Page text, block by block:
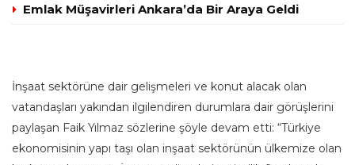
Emlak Müşavirleri Ankara’da Bir Araya Geldi
İnşaat sektörüne dair gelişmeleri ve konut alacak olan
vatandaşları yakından ilgilendiren durumlara dair görüşlerini
paylaşan Faik Yılmaz sözlerine şöyle devam etti: “Türkiye
ekonomisinin yapı taşı olan inşaat sektörünün ülkemize olan